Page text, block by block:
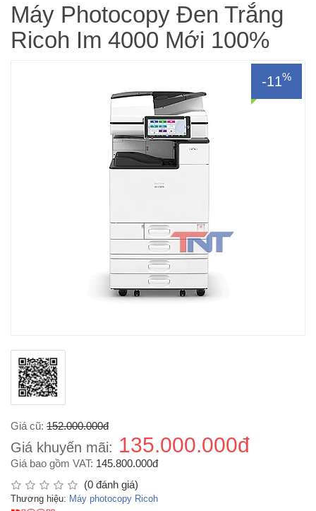
Máy Photocopy Đen Trắng
Ricoh Im 4000 Mới 100%
-11%
Giá cũ: 152.000.000đ
Giá khuyến mãi: 135.000.000đ
Giá bao gồm VAT: 145.800.000đ
(0 đánh giá)
Thương hiệu: Máy photocopy Ricoh